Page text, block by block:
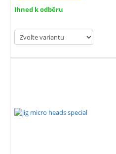
Ihned k odběru